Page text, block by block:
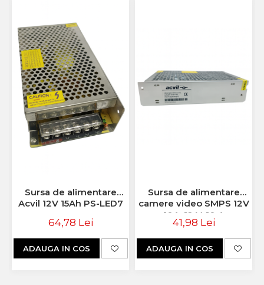
Sursa de alimentare
Acvil 12V 15Ah PS-LED7
64,78 Lei
ADAUGA IN COS
Sursa de alimentare
camere video SMPS 12V
10A, 12 V, 10 A
41,98 Lei
ADAUGA IN COS